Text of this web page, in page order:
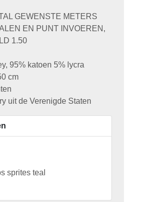
GEWENSTE METERS
EN PUNT INVOEREN,
1.50
95% katoen 5% lycra
cm
uit de Verenigde Staten
sprites teal